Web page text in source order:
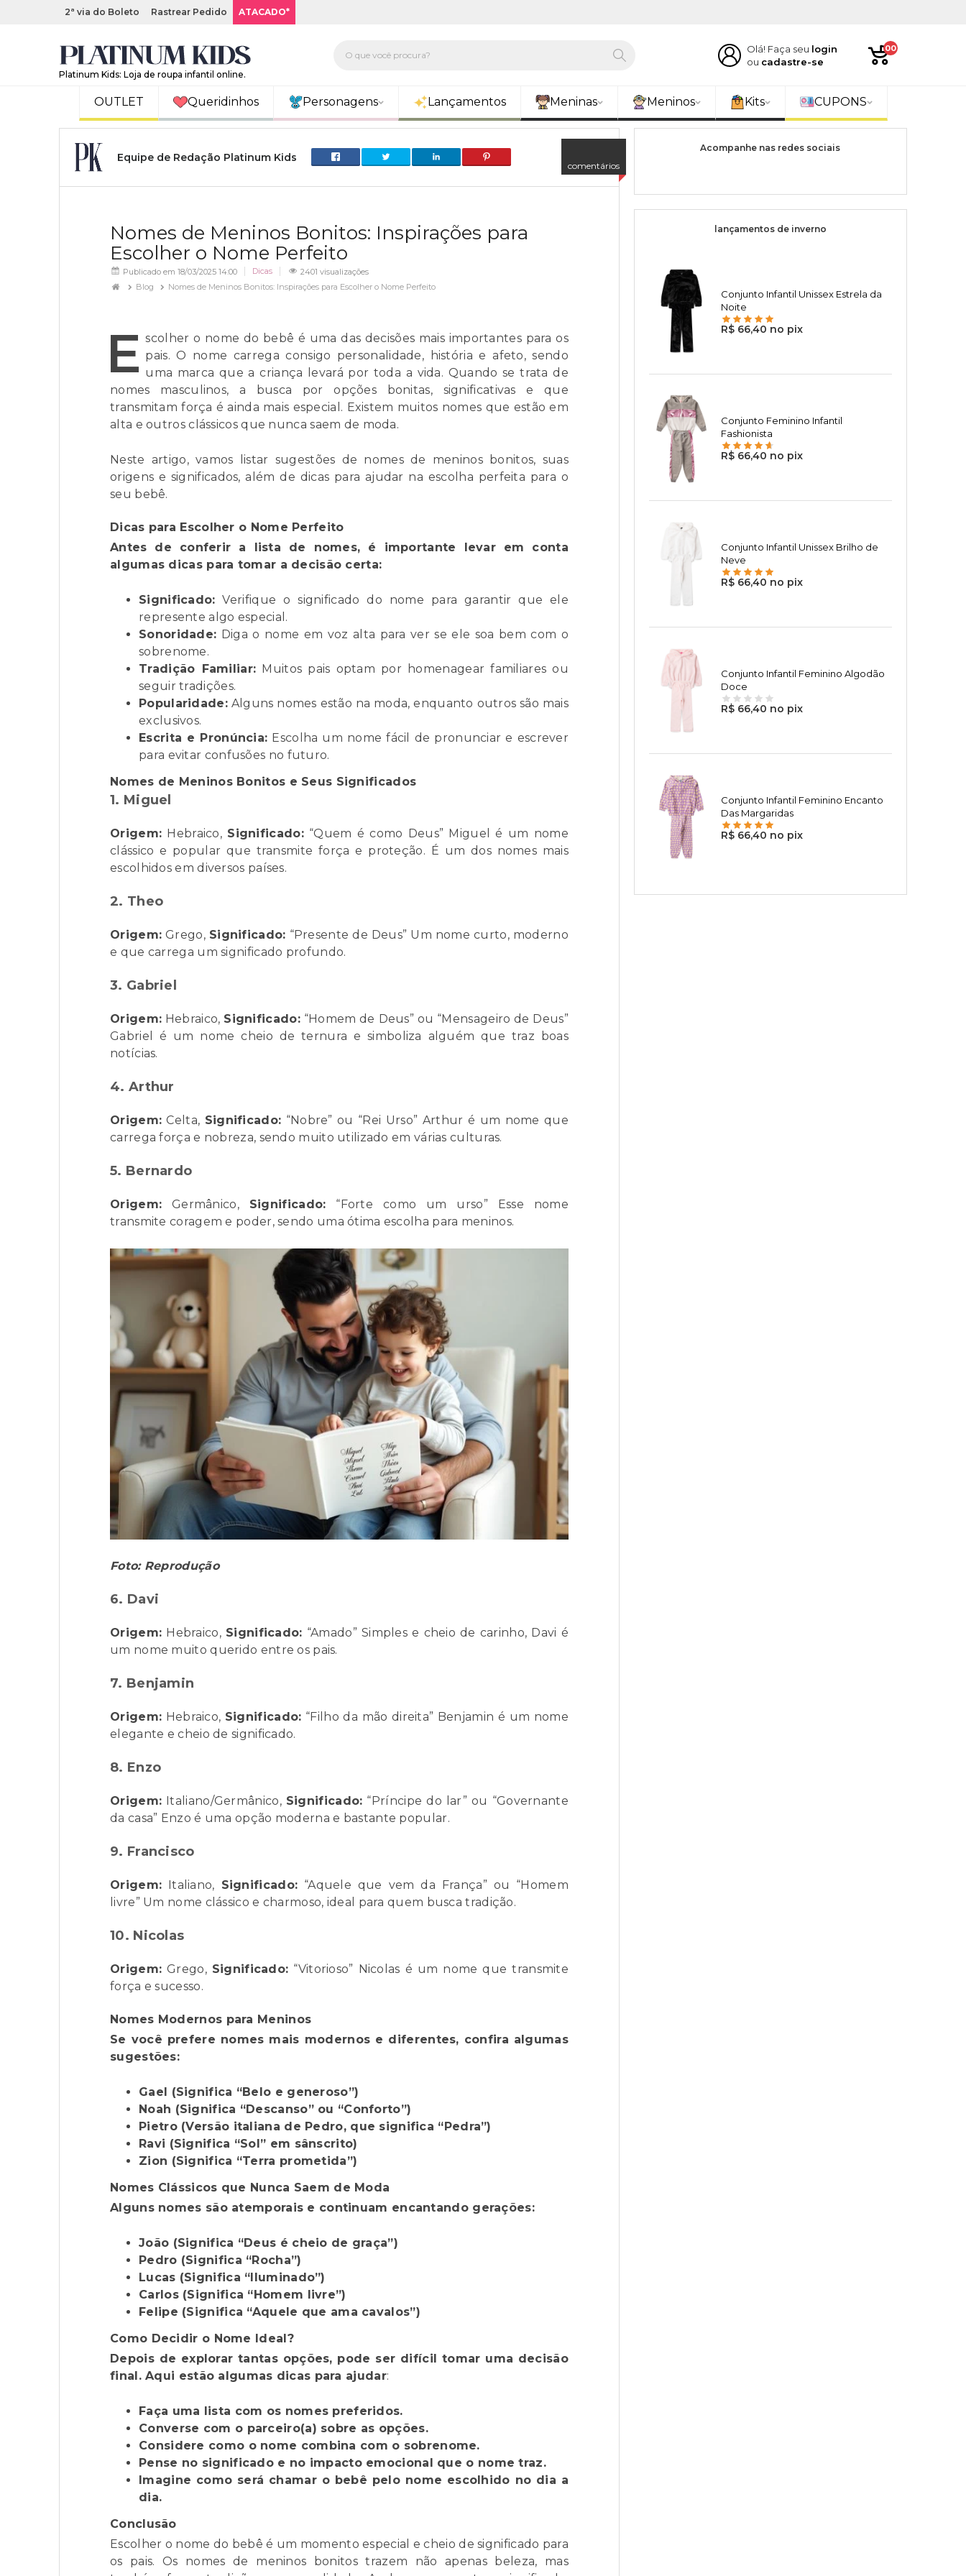
2ª via do Boleto Rastrear Pedido ATACADO*
Platinum Kids: Loja de roupa infantil online.
Olá! Faça seu login
ou cadastre-se
00
OUTLET Queridinhos Personagens Lançamentos Meninas Meninos Kits CUPONS
Equipe de Redação Platinum Kids
comentários
Nomes de Meninos Bonitos: Inspirações para
Escolher o Nome Perfeito
Publicado em 18/03/2025 14:00 Dicas
2401 visualizações
Blog
Nomes de Meninos Bonitos: Inspirações para Escolher o Nome Perfeito
E scolher o nome do bebê é uma das decisões mais importantes para os
pais. O nome carrega consigo personalidade, história e afeto, sendo
uma marca que a criança levará por toda a vida. Quando se trata de
nomes masculinos, a busca por opções bonitas, significativas e que
transmitam força é ainda mais especial. Existem muitos nomes que estão em
alta e outros clássicos que nunca saem de moda.
Neste artigo, vamos listar sugestões de nomes de meninos bonitos, suas
origens e significados, além de dicas para ajudar na escolha perfeita para o
seu bebê.
Dicas para Escolher o Nome Perfeito
Antes de conferir a lista de nomes, é importante levar em conta
algumas dicas para tomar a decisão certa:
Significado: Verifique o significado do nome para garantir que ele
represente algo especial.
Sonoridade: Diga o nome em voz alta para ver se ele soa bem com o
sobrenome.
Tradição Familiar: Muitos pais optam por homenagear familiares ou
seguir tradições.
Popularidade:Alguns nomes estão na moda, enquanto outros são mais
exclusivos.
Escrita e Pronúncia: Escolha um nome fácil de pronunciar e escrever
para evitar confusões no futuro.
Nomes de Meninos Bonitos e Seus Significados
1. Miguel
Origem: Hebraico, Significado:“Quem é como Deus” Miguel é um nome
clássico e popular que transmite força e proteção. É um dos nomes mais
escolhidos em diversos países.
2. Theo
Origem: Grego, Significado: “Presente de Deus” Um nome curto, moderno
e que carrega um significado profundo.
3. Gabriel
Origem: Hebraico, Significado:“Homem de Deus” ou “Mensageiro de Deus”
Gabriel é um nome cheio de ternura e simboliza alguém que traz boas
notícias.
4. Arthur
Origem: Celta, Significado: “Nobre” ou “Rei Urso” Arthur é um nome que
carrega força e nobreza, sendo muito utilizado em várias culturas.
5. Bernardo
Origem: Germânico, Significado: “Forte como um urso” Esse nome
transmite coragem e poder, sendo uma ótima escolha para meninos.
Foto: Reprodução
6. Davi
Origem: Hebraico, Significado: “Amado” Simples e cheio de carinho, Davi é
um nome muito querido entre os pais.
7. Benjamin
Origem: Hebraico, Significado: “Filho da mão direita” Benjamin é um nome
elegante e cheio de significado.
8. Enzo
Origem: Italiano/Germânico, Significado: “Príncipe do lar” ou “Governante
da casa” Enzo é uma opção moderna e bastante popular.
9. Francisco
Origem: Italiano, Significado: “Aquele que vem da França” ou “Homem
livre” Um nome clássico e charmoso, ideal para quem busca tradição.
10. Nicolas
Origem: Grego, Significado: “Vitorioso” Nicolas é um nome que transmite
força e sucesso.
Nomes Modernos para Meninos
Se você prefere nomes mais modernos e diferentes, confira algumas
sugestões:
Gael (Significa “Belo e generoso”)
Noah (Significa “Descanso” ou “Conforto”)
Pietro (Versão italiana de Pedro, que significa “Pedra”)
Ravi (Significa “Sol” em sânscrito)
Zion (Significa “Terra prometida”)
Nomes Clássicos que Nunca Saem de Moda
Alguns nomes são atemporais e continuam encantando gerações:
João (Significa “Deus é cheio de graça”)
Pedro (Significa “Rocha”)
Lucas (Significa “Iluminado”)
Carlos (Significa “Homem livre”)
Felipe (Significa “Aquele que ama cavalos”)
Como Decidir o Nome Ideal?
Depois de explorar tantas opções, pode ser difícil tomar uma decisão
final. Aqui estão algumas dicas para ajudar:
Faça uma lista com os nomes preferidos.
Converse com o parceiro(a) sobre as opções.
Considere como o nome combina com o sobrenome.
Pense no significado e no impacto emocional que o nome traz.
Imagine como será chamar o bebê pelo nome escolhido no dia a
dia.
Conclusão
Escolher o nome do bebê é um momento especial e cheio de significado para
os pais. Os nomes de meninos bonitos trazem não apenas beleza, mas
Acompanhe nas redes sociais
lançamentos de inverno
Conjunto Infantil Unissex Estrela da
Noite
R$ 66,40 no pix
Conjunto Feminino Infantil
Fashionista
R$ 66,40 no pix
Conjunto Infantil Unissex Brilho de
Neve
R$ 66,40 no pix
Conjunto Infantil Feminino Algodão
Doce
R$ 66,40 no pix
Conjunto Infantil Feminino Encanto
Das Margaridas
R$ 66,40 no pix